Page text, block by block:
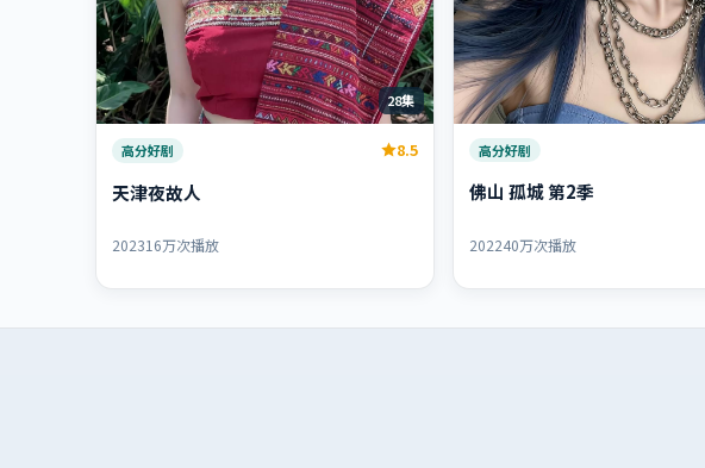
28集
高分好剧 8.5
天津夜故人
202316万次播放
高分好剧
佛山 孤城 第2季
202240万次播放